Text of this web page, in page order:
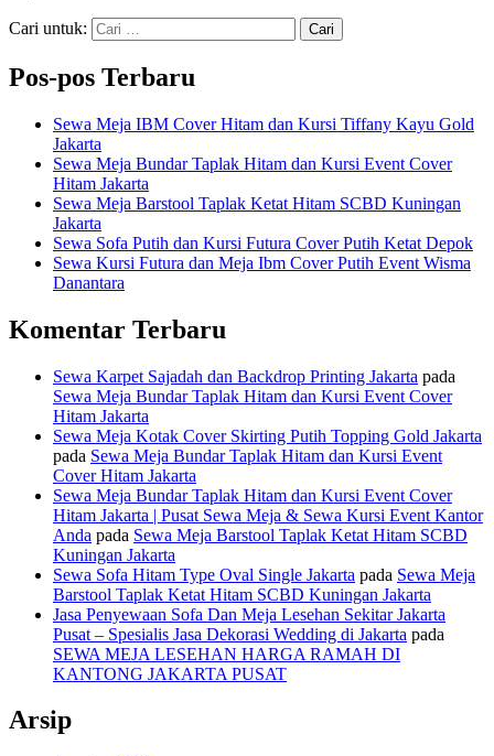
Cari untuk:
Pos-pos Terbaru
Sewa Meja IBM Cover Hitam dan Kursi Tiffany Kayu Gold
Jakarta
Sewa Meja Bundar Taplak Hitam dan Kursi Event Cover
Hitam Jakarta
Sewa Meja Barstool Taplak Ketat Hitam SCBD Kuningan
Jakarta
Sewa Sofa Putih dan Kursi Futura Cover Putih Ketat Depok
Sewa Kursi Futura dan Meja Ibm Cover Putih Event Wisma
Danantara
Komentar Terbaru
Sewa Karpet Sajadah dan Backdrop Printing Jakarta pada
Sewa Meja Bundar Taplak Hitam dan Kursi Event Cover
Hitam Jakarta
Sewa Meja Kotak Cover Skirting Putih Topping Gold Jakarta
pada Sewa Meja Bundar Taplak Hitam dan Kursi Event
Cover Hitam Jakarta
Sewa Meja Bundar Taplak Hitam dan Kursi Event Cover
Hitam Jakarta | Pusat Sewa Meja & Sewa Kursi Event Kantor
Anda pada Sewa Meja Barstool Taplak Ketat Hitam SCBD
Kuningan Jakarta
Sewa Sofa Hitam Type Oval Single Jakarta pada Sewa Meja
Barstool Taplak Ketat Hitam SCBD Kuningan Jakarta
Jasa Penyewaan Sofa Dan Meja Lesehan Sekitar Jakarta
Pusat – Spesialis Jasa Dekorasi Wedding di Jakarta pada
SEWA MEJA LESEHAN HARGA RAMAH DI
KANTONG JAKARTA PUSAT
Arsip